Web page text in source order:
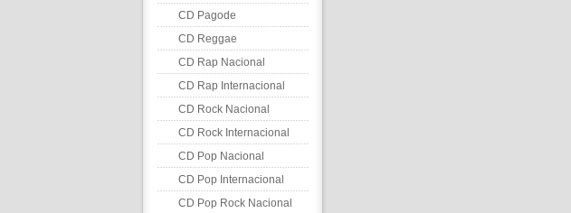
CD Pagode
CD Reggae
CD Rap Nacional
CD Rap Internacional
CD Rock Nacional
CD Rock Internacional
CD Pop Nacional
CD Pop Internacional
CD Pop Rock Nacional